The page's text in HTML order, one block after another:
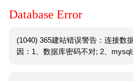
Database Error
(1040) 365建站错误警告：连接数
因：1、数据库密码不对; 2、mysql